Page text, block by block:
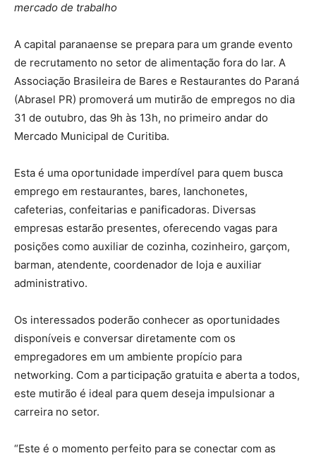
mercado de trabalho
A capital paranaense se prepara para um grande evento
de recrutamento no setor de alimentação fora do lar. A
Associação Brasileira de Bares e Restaurantes do Paraná
(Abrasel PR) promoverá um mutirão de empregos no dia
31 de outubro, das 9h às 13h, no primeiro andar do
Mercado Municipal de Curitiba.
Esta é uma oportunidade imperdível para quem busca
emprego em restaurantes, bares, lanchonetes,
cafeterias, confeitarias e panificadoras. Diversas
empresas estarão presentes, oferecendo vagas para
posições como auxiliar de cozinha, cozinheiro, garçom,
barman, atendente, coordenador de loja e auxiliar
administrativo.
Os interessados poderão conhecer as oportunidades
disponíveis e conversar diretamente com os
empregadores em um ambiente propício para
networking. Com a participação gratuita e aberta a todos,
este mutirão é ideal para quem deseja impulsionar a
carreira no setor.
“Este é o momento perfeito para se conectar com as